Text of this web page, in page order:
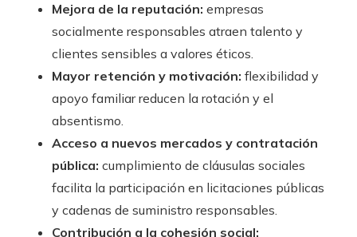
Mejora de la reputación: empresas
socialmente responsables atraen talento y
clientes sensibles a valores éticos.
Mayor retención y motivación: flexibilidad y
apoyo familiar reducen la rotación y el
absentismo.
Acceso a nuevos mercados y contratación
pública: cumplimiento de cláusulas sociales
facilita la participación en licitaciones públicas
y cadenas de suministro responsables.
Contribución a la cohesión social: